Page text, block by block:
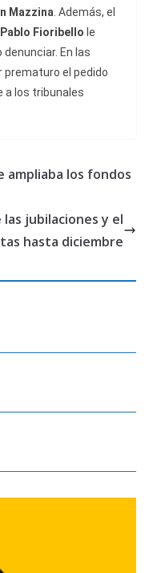
Mazzina. Además, el
Fioribello le
En las
el pedido
a los tribunales
ampliaba los fondos
las jubilaciones y el
hasta diciembre